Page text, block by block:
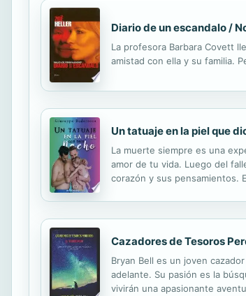
Diario de un escandalo /
La profesora Barbara Covett
amistad con ella y su familia.
Un tatuaje en la piel que
La muerte siempre es una
amor de tu vida. Luego del
corazón y sus pensamientos.
Cazadores de Tesoros
Bryan Bell es un joven
adelante. Su pasión es la
vivirán una apasionante